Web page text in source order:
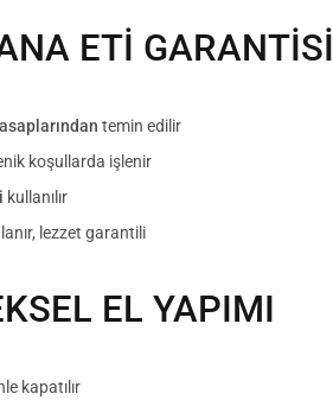
ETİ GARANTİSİ
temin edilir
koşullarda işlenir
kullanılır
lezzet garantili
EL YAPIMI
kapatılır